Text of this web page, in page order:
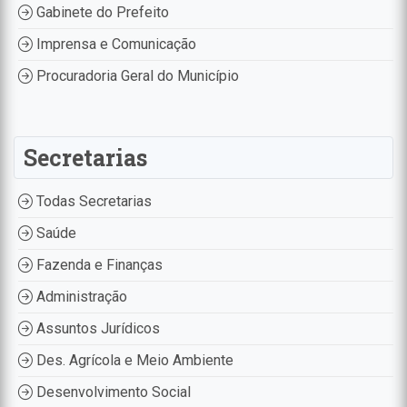
Gabinete do Prefeito
Imprensa e Comunicação
Procuradoria Geral do Município
Secretarias
Todas Secretarias
Saúde
Fazenda e Finanças
Administração
Assuntos Jurídicos
Des. Agrícola e Meio Ambiente
Desenvolvimento Social